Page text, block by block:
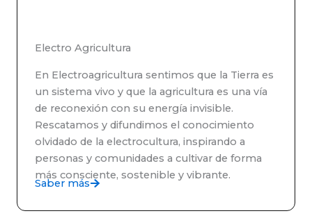
Electro Agricultura
En Electroagricultura sentimos que la Tierra es
un sistema vivo y que la agricultura es una vía
de reconexión con su energía invisible.
Rescatamos y difundimos el conocimiento
olvidado de la electrocultura, inspirando a
personas y comunidades a cultivar de forma
más consciente, sostenible y vibrante.
Saber más